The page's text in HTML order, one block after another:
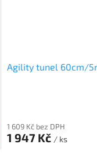
Agility tunel 60cm/
1 609 Kč bez DPH
1 947 Kč / ks